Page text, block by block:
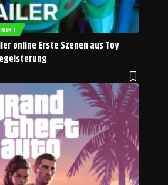
online Erste Szenen aus Toy